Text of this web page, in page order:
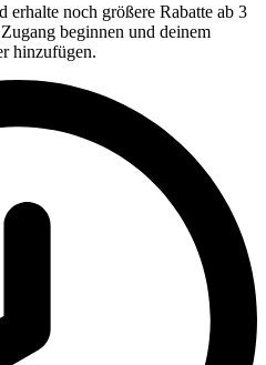
erhalte noch größere Rabatte ab 3
beginnen und deinem
hinzufügen.